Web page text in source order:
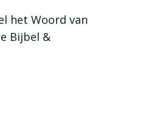
het Woord van
Bijbel &